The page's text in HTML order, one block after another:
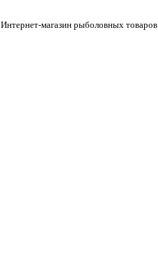
Интернет-магазин рыболовных товаров